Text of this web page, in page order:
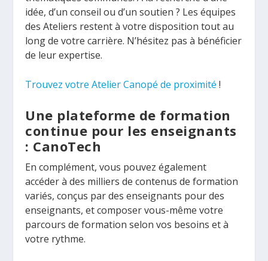
idée, d’un conseil ou d’un soutien ? Les équipes
des Ateliers restent à votre disposition tout au
long de votre carrière. N’hésitez pas à bénéficier
de leur expertise.
Trouvez votre Atelier Canopé de proximité !
Une plateforme de formation
continue pour les enseignants
: CanoTech
En complément, vous pouvez également
accéder à des milliers de contenus de formation
variés, conçus par des enseignants pour des
enseignants, et composer vous-même votre
parcours de formation selon vos besoins et à
votre rythme.